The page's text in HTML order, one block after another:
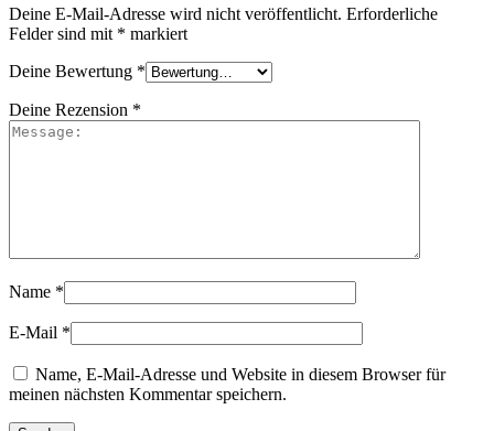
Deine E-Mail-Adresse wird nicht veröffentlicht. Erforderliche
Felder sind mit * markiert
Deine Bewertung *
Deine Rezension *
Name *
E-Mail *
Name, E-Mail-Adresse und Website in diesem Browser für
meinen nächsten Kommentar speichern.